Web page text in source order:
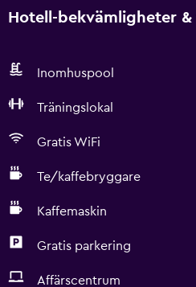
Hotell-bekvämligheter
Inomhuspool
Träningslokal
Gratis WiFi
Te/kaffebryggare
Kaffemaskin
Gratis parkering
Affärscentrum